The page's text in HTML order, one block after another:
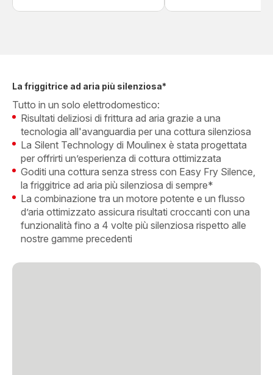
La friggitrice ad aria più silenziosa*
Tutto in un solo elettrodomestico:
Risultati deliziosi di frittura ad aria grazie a una
tecnologia all'avanguardia per una cottura silenziosa
La Silent Technology di Moulinex è stata progettata
per offrirti un’esperienza di cottura ottimizzata
Goditi una cottura senza stress con Easy Fry Silence,
la friggitrice ad aria più silenziosa di sempre*
La combinazione tra un motore potente e un flusso
d’aria ottimizzato assicura risultati croccanti con una
funzionalità fino a 4 volte più silenziosa rispetto alle
nostre gamme precedenti